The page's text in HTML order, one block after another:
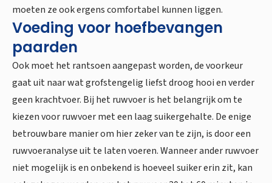
moeten ze ook ergens comfortabel kunnen liggen.
Voeding voor hoefbevangen
paarden
Ook moet het rantsoen aangepast worden, de voorkeur
gaat uit naar wat grofstengelig liefst droog hooi en verder
geen krachtvoer. Bij het ruwvoer is het belangrijk om te
kiezen voor ruwvoer met een laag suikergehalte. De enige
betrouwbare manier om hier zeker van te zijn, is door een
ruwvoeranalyse uit te laten voeren. Wanneer ander ruwvoer
niet mogelijk is en onbekend is hoeveel suiker erin zit, kan